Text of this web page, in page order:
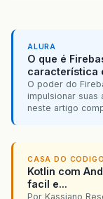
ALURA
O que é
característica
O poder do
impulsionar
neste artigo
CASA DO CODIGO
Kotlin com
facil e...
Por Kassiano